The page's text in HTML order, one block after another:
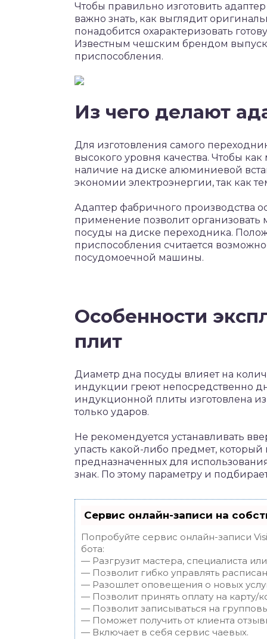
Чтобы правильно изготовить
важно знать, как выглядит
понадобится охарактеризовать
Известным чешским брендом
приспособления.
Из чего делают
Для изготовления самого
высокого уровня качества. Чтобы
наличие на диске алюминиевой
экономии электроэнергии, так как
Адаптер фабричного производства
применение позволит
посуды на диске переходника.
приспособления считается
посудомоечной машины.
Особенности
плит
Диаметр дна посуды влияет на
индукции греют непосредственно
индукционной плиты изготовлена
только ударов.
Не рекомендуется устанавливать
упасть какой-либо предмет, который
предназначенных для
знак. По этому параметру и
Сервис онлайн-записи на
Попробуйте сервис онлайн-записи
бота:
— Разгрузит мастера, специалиста
— Позволит гибко управлять
— Разошлет оповещения о новых
— Позволит принять оплату на карту/
— Позволит записываться на
— Поможет получить от клиента
— Включает в себя сервис чаевых.